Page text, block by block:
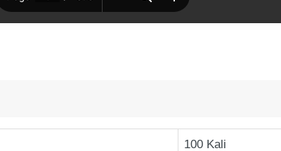
100 Kali